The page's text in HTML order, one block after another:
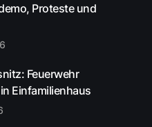
Proteste und
Feuerwehr
Einfamilienhaus